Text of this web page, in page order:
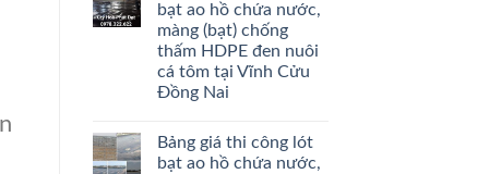
bạt ao hồ chứa nước,
màng (bạt) chống
thấm HDPE đen nuôi
cá tôm tại Vĩnh Cửu
Đồng Nai
Bảng giá thi công lót
bạt ao hồ chứa nước,